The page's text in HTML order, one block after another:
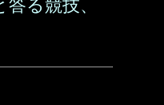
る競技、